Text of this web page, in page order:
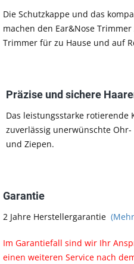
Die Schutzkappe und das
machen den Ear&Nose
Trimmer für zu Hause und auf
Präzise und sichere
Das leistungsstarke rotierende
zuverlässig unerwünschte
und Ziepen.
Garantie
2 Jahre Herstellergarantie
Im Garantiefall sind wir Ihr
einen weiteren Service nach